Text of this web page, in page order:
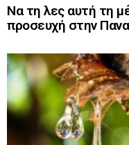
Να τη λες αυτή τη
προσευχή στην